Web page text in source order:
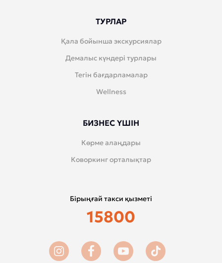
ТУРЛАР
Қала бойынша экскурсиялар
Демалыс күндері турлары
Тегін бағдарламалар
Wellness
БИЗНЕС ҮШІН
Көрме алаңдары
Коворкинг орталықтар
Бірыңғай такси қызметі
15800